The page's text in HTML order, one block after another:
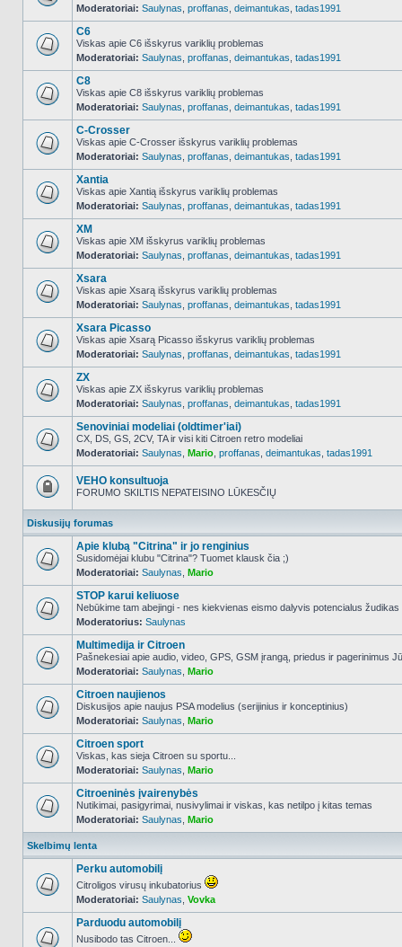
NO_UNREAD_POSTS
Moderatoriai: Saulynas proffanas deimantukas tadas1991
NO_UNREAD_POSTS
C6
Viskas apie C6 išskyrus variklių problemas
Moderatoriai: Saulynas proffanas deimantukas tadas1991
NO_UNREAD_POSTS
C8
Viskas apie C8 išskyrus variklių problemas
Moderatoriai: Saulynas proffanas deimantukas tadas1991
NO_UNREAD_POSTS
C-Crosser
Viskas apie C-Crosser išskyrus variklių problemas
Moderatoriai: Saulynas proffanas deimantukas tadas1991
NO_UNREAD_POSTS
Xantia
Viskas apie Xantią išskyrus variklių problemas
Moderatoriai: Saulynas proffanas deimantukas tadas1991
NO_UNREAD_POSTS
XM
Viskas apie XM išskyrus variklių problemas
Moderatoriai: Saulynas proffanas deimantukas tadas1991
NO_UNREAD_POSTS
Xsara
Viskas apie Xsarą išskyrus variklių problemas
Moderatoriai: Saulynas proffanas deimantukas tadas1991
NO_UNREAD_POSTS
Xsara Picasso
Viskas apie Xsarą Picasso išskyrus variklių problemas
Moderatoriai: Saulynas proffanas deimantukas tadas1991
NO_UNREAD_POSTS
ZX
Viskas apie ZX išskyrus variklių problemas
Moderatoriai: Saulynas proffanas deimantukas tadas1991
NO_UNREAD_POSTS
Senoviniai modeliai (oldtimer'iai)
CX, DS, GS, 2CV, TA ir visi kiti Citroen retro modeliai
Moderatoriai: Saulynas Mario proffanas deimantukas tadas1991
užrakintas
VEHO konsultuoja
FORUMO SKILTIS NEPATEISINO LŪKESČIŲ
Diskusijų forumas
NO_UNREAD_POSTS
Apie klubą "Citrina" ir jo renginius
Susidomėjai klubu "Citrina"? Tuomet klausk čia ;)
Moderatoriai: Saulynas Mario
NO_UNREAD_POSTS
STOP karui keliuose
Nebūkime tam abejingi - nes kiekvienas eismo dalyvis potencialus žudikas
Moderatorius: Saulynas
NO_UNREAD_POSTS
Multimedija ir Citroen
Pašnekesiai apie audio, video, GPS, GSM įrangą, priedus ir pagerinimus
Moderatoriai: Saulynas Mario
NO_UNREAD_POSTS
Citroen naujienos
Diskusijos apie naujus PSA modelius (serijinius ir konceptinius)
Moderatoriai: Saulynas Mario
NO_UNREAD_POSTS
Citroen sport
Viskas, kas sieja Citroen su sportu...
Moderatoriai: Saulynas Mario
NO_UNREAD_POSTS
Citroeninės įvairenybės
Nutikimai, pasigyrimai, nusivylimai ir viskas, kas netilpo į kitas temas
Moderatoriai: Saulynas Mario
Skelbimų lenta
NO_UNREAD_POSTS
Perku automobilį
Citroligos virusų inkubatorius
Moderatoriai: Saulynas Vovka
Parduodu automobilį
Nusibodo tas Citroen...